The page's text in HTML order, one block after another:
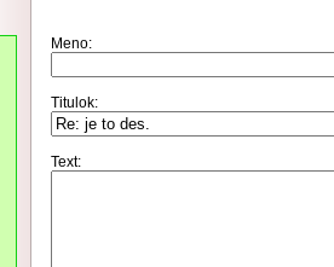
Meno:
Titulok:
Text: